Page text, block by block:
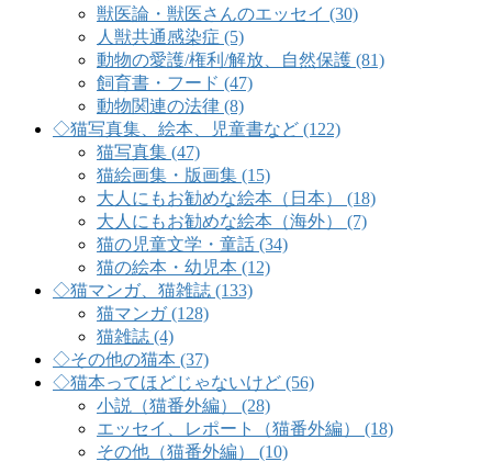
獣医論・獣医さんのエッセイ (30)
人獣共通感染症 (5)
動物の愛護/権利/解放、自然保護 (81)
飼育書・フード (47)
動物関連の法律 (8)
◇猫写真集、絵本、児童書など (122)
猫写真集 (47)
猫絵画集・版画集 (15)
大人にもお勧めな絵本（日本） (18)
大人にもお勧めな絵本（海外） (7)
猫の児童文学・童話 (34)
猫の絵本・幼児本 (12)
◇猫マンガ、猫雑誌 (133)
猫マンガ (128)
猫雑誌 (4)
◇その他の猫本 (37)
◇猫本ってほどじゃないけど (56)
小説（猫番外編） (28)
エッセイ、レポート（猫番外編） (18)
その他（猫番外編） (10)